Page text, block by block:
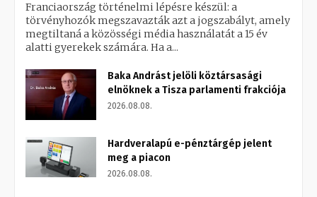
Franciaország történelmi lépésre készül: a
törvényhozók megszavazták azt a jogszabályt, amely
megtiltaná a közösségi média használatát a 15 év
alatti gyerekek számára. Ha a...
Baka Andrást jelöli köztársasági
elnöknek a Tisza parlamenti frakciója
2026.08.08.
Hardveralapú e-pénztárgép jelent
meg a piacon
2026.08.08.